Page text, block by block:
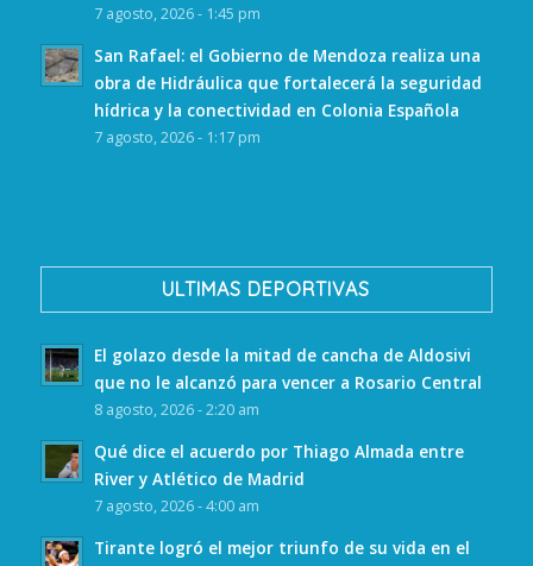
7 agosto, 2026 - 1:45 pm
San Rafael: el Gobierno de Mendoza realiza una
obra de Hidráulica que fortalecerá la seguridad
hídrica y la conectividad en Colonia Española
7 agosto, 2026 - 1:17 pm
ULTIMAS DEPORTIVAS
El golazo desde la mitad de cancha de Aldosivi
que no le alcanzó para vencer a Rosario Central
8 agosto, 2026 - 2:20 am
Qué dice el acuerdo por Thiago Almada entre
River y Atlético de Madrid
7 agosto, 2026 - 4:00 am
Tirante logró el mejor triunfo de su vida en el